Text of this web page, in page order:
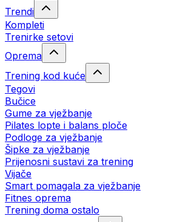
Trendi
Kompleti
Trenirke setovi
Oprema
Trening kod kuće
Tegovi
Bučice
Gume za vježbanje
Pilates lopte i balans ploče
Podloge za vježbanje
Šipke za vježbanje
Prijenosni sustavi za trening
Vijače
Smart pomagala za vježbanje
Fitnes oprema
Trening doma ostalo